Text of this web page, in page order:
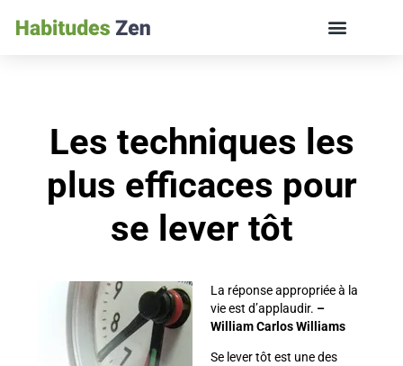
Les techniques les
plus efficaces pour
se lever tôt
La réponse appropriée à la
vie est d’applaudir. –
William Carlos Williams
Se lever tôt est une des